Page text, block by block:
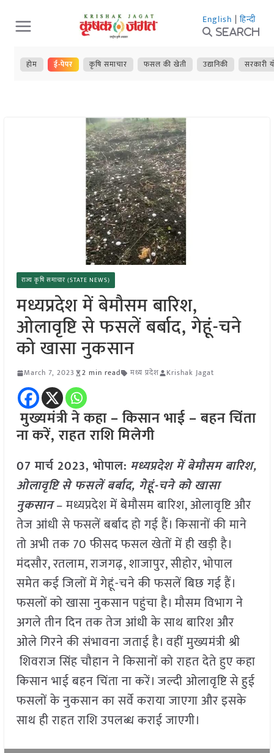
Skip
to
content
English | हिन्दी
Search
होम ई-पेपर कृषि समाचार फसल की खेती उद्यानिकी सरकारी
राज्य कृषि समाचार (STATE NEWS)
मध्यप्रदेश में बेमौसम बारिश,
ओलावृष्टि से फसलें बर्बाद, गेहूं-चने
को खासा नुकसान
March 7, 2023 2 min read मध्य प्रदेश Krishak Jagat
मुख्यमंत्री ने कहा – किसान भाई – बहन चिंता
ना करें, राहत राशि मिलेगी
07 मार्च 2023, भोपाल: मध्यप्रदेश में बेमौसम बारिश,
ओलावृष्टि से फसलें बर्बाद, गेहूं-चने को खासा
नुकसान– मध्यप्रदेश में बेमौसम बारिश, ओलावृष्टि और
तेज आंधी से फसलें बर्बाद हो गई हैं। किसानों की माने
तो अभी तक 70 फीसद फसल खेतों में ही खड़ी है।
मंदसौर, रतलाम, राजगढ़, शाजापुर, सीहोर, भोपाल
समेत कई जिलों में गेहूं-चने की फसलें बिछ गई हैं।
फसलों को खासा नुकसान पहुंचा है। मौसम विभाग ने
अगले तीन दिन तक तेज आंधी के साथ बारिश और
ओले गिरने की संभावना जताई है। वहीं मुख्यमंत्री श्री
शिवराज सिंह चौहान ने किसानों को राहत देते हुए कहा
किसान भाई बहन चिंता ना करें। जल्दी ओलावृष्टि से हुई
फसलों के नुकसान का सर्वे कराया जाएगा और इसके
साथ ही राहत राशि उपलब्ध कराई जाएगी।